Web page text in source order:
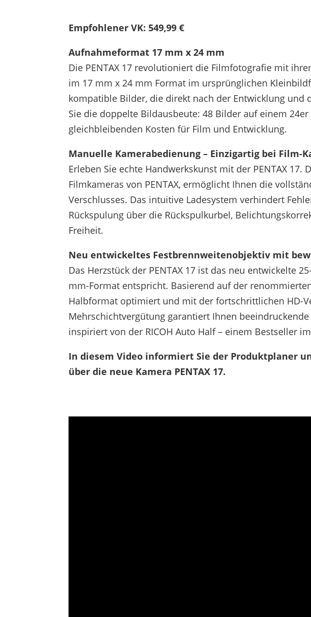
Empfohlener VK: 549,99 €
Aufnahmeformat 17 mm x 24 mm
Die PENTAX 17 revolutioniert die Filmfotografie mit
im 17 mm x 24 mm Format im ursprünglichen
kompatible Bilder, die direkt nach der Entwicklung und
Sie die doppelte Bildausbeute: 48 Bilder auf einem
gleichbleibenden Kosten für Film und Entwicklung.
Manuelle Kamerabedienung – Einzigartig bei Film-
Erleben Sie echte Handwerkskunst mit der PENTAX
Filmkameras von PENTAX, ermöglicht Ihnen die
Verschlusses. Das intuitive Ladesystem verhindert
Rückspulung über die Rückspulkurbel,
Freiheit.
Neu entwickeltes Festbrennweitenobjektiv mit
Das Herzstück der PENTAX 17 ist das neu entwickelte
mm-Format entspricht. Basierend auf der
Halbformat optimiert und mit der fortschrittlichen HD-
Mehrschichtvergütung garantiert Ihnen
inspiriert von der RICOH Auto Half – einem Bestseller
In diesem Video informiert Sie der Produktplaner
über die neue Kamera PENTAX 17.